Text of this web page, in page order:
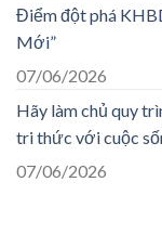
Điểm đột phá
Mới”
07/06/2026
Hãy làm chủ quy
tri thức với cuộc
07/06/2026